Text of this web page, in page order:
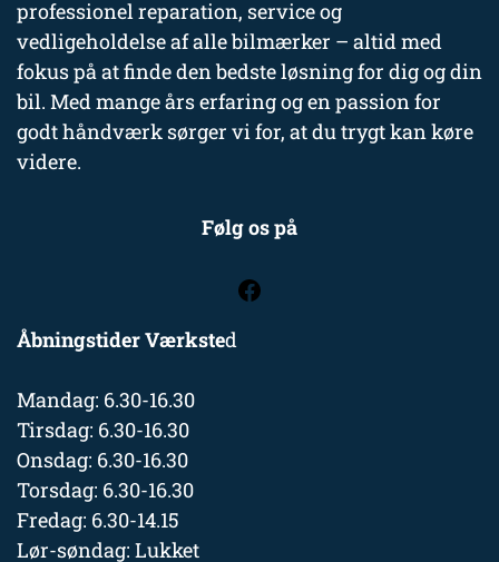
professionel reparation, service og
vedligeholdelse af alle bilmærker – altid med
fokus på at finde den bedste løsning for dig og din
bil. Med mange års erfaring og en passion for
godt håndværk sørger vi for, at du trygt kan køre
videre.
Følg os på
Åbningstider Værksted
Mandag: 6.30-16.30
Tirsdag: 6.30-16.30
Onsdag: 6.30-16.30
Torsdag: 6.30-16.30
Fredag: 6.30-14.15
Lør-søndag: Lukket